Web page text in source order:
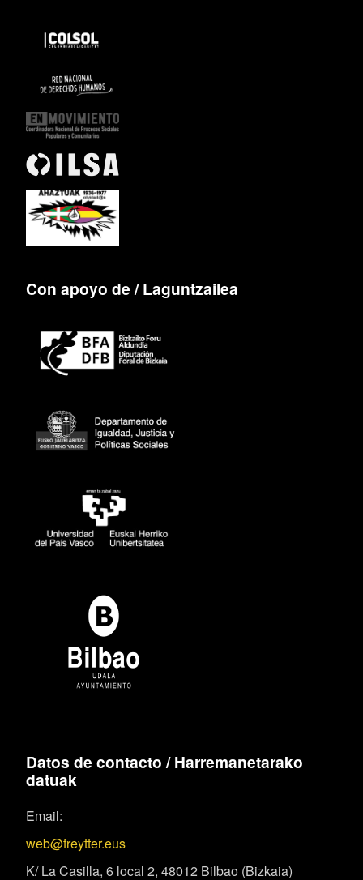
Con apoyo de / Laguntzailea
Datos de contacto / Harremanetarako
datuak
Email:
web@freytter.eus
K/ La Casilla, 6 local 2, 48012 Bilbao (Bizkaia)